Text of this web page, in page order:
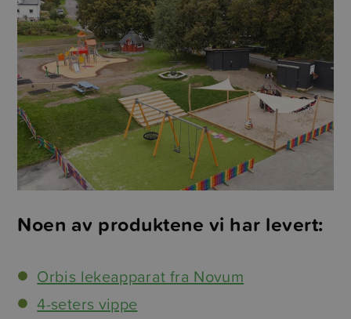
Noen av produktene vi har levert:
Orbis lekeapparat fra Novum
4-seters vippe